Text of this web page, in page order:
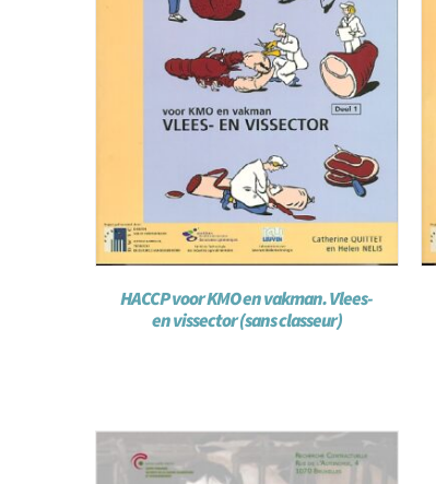
HACCP voor KMO en vakman. Vlees-
en vissector (sans classeur)